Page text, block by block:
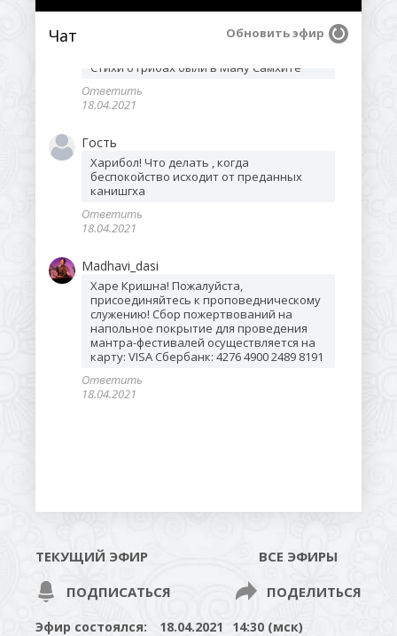
Чат Обновить эфир
18.04.2021
Стихи о грибах были в Ману Самхите
Ответить
18.04.2021
Гость
Харибол! Что делать , когда
беспокойство исходит от преданных
канишгха
Ответить
18.04.2021
Madhavi_dasi
Харе Кришна! Пожалуйста,
присоединяйтесь к проповедническому
служению! Сбор пожертвований на
напольное покрытие для проведения
мантра-фестивалей осуществляется на
карту: VISA Сбербанк: 4276 4900 2489 8191
Ответить
18.04.2021
ТЕКУЩИЙ ЭФИР
ВСЕ ЭФИРЫ
ПОДПИСАТЬСЯ
ПОДЕЛИТЬСЯ
Эфир состоялся: 18.04.2021 14:30 (мск)